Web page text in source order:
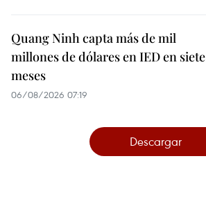
Quang Ninh capta más de mil
millones de dólares en IED en siete
meses
06/08/2026 07:19
Descargar